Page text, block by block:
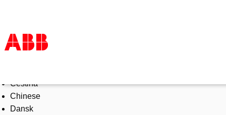
Products & Solutions
Industries
Services
Čeština
Chinese
Dansk